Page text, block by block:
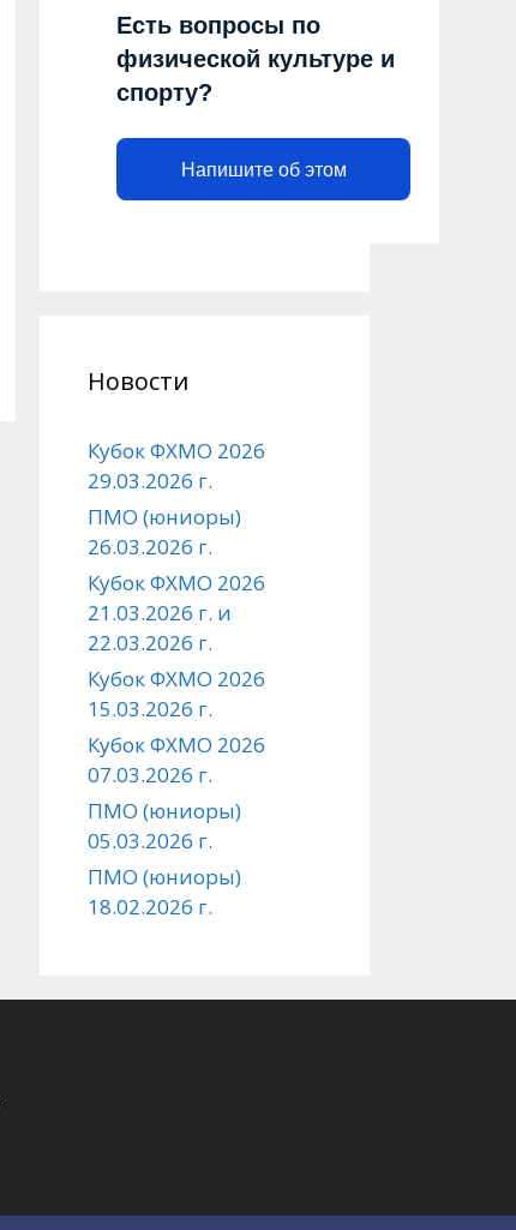
Есть вопросы по
физической культуре и
спорту?
Напишите об этом
Новости
Кубок ФХМО 2026
29.03.2026 г.
ПМО (юниоры)
26.03.2026 г.
Кубок ФХМО 2026
21.03.2026 г. и
22.03.2026 г.
Кубок ФХМО 2026
15.03.2026 г.
Кубок ФХМО 2026
07.03.2026 г.
ПМО (юниоры)
05.03.2026 г.
ПМО (юниоры)
18.02.2026 г.